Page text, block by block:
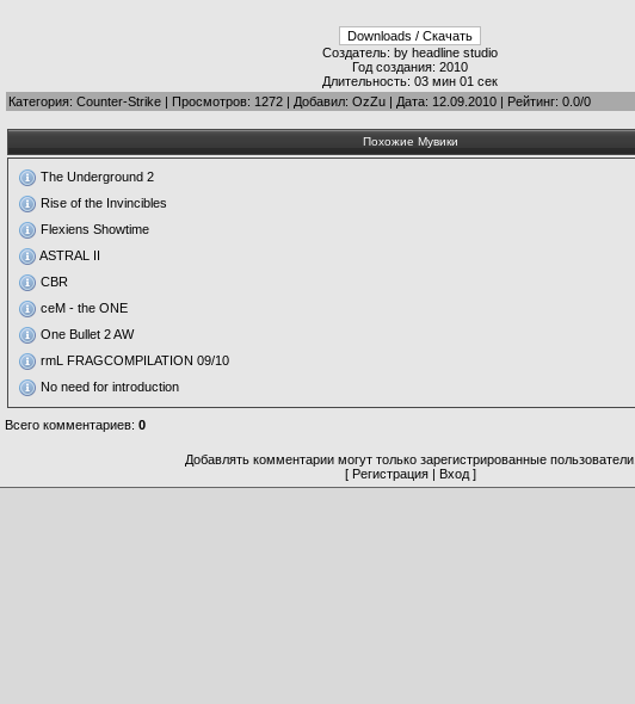
Создатель: by headline studio
Год создания: 2010
Длительность: 03 мин 01 сек
Категория: Counter-Strike | Просмотров: 1272 | Добавил: OzZu | Дата: 12.09.2010 | Рейтинг: 0.0/0
Похожие Мувики
The Underground 2
Rise of the Invincibles
Flexiens Showtime
ASTRAL II
CBR
ceM - the ONE
One Bullet 2 AW
rmL FRAGCOMPILATION 09/10
No need for introduction
Всего комментариев: 0
Добавлять комментарии могут только зарегистрированные пользователи.
[ Регистрация | Вход ]